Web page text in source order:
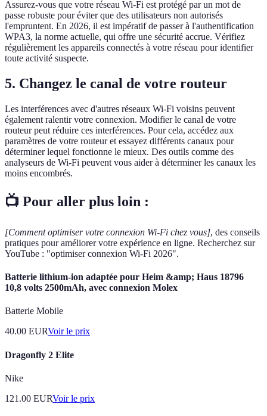
Assurez-vous que votre réseau Wi-Fi est protégé par un mot de
passe robuste pour éviter que des utilisateurs non autorisés
l'empruntent. En 2026, il est impératif de passer à l'authentification
WPA3, la norme actuelle, qui offre une sécurité accrue. Vérifiez
régulièrement les appareils connectés à votre réseau pour identifier
toute activité suspecte.
5. Changez le canal de votre routeur
Les interférences avec d'autres réseaux Wi-Fi voisins peuvent
également ralentir votre connexion. Modifier le canal de votre
routeur peut réduire ces interférences. Pour cela, accédez aux
paramètres de votre routeur et essayez différents canaux pour
déterminer lequel fonctionne le mieux. Des outils comme des
analyseurs de Wi-Fi peuvent vous aider à déterminer les canaux les
moins encombrés.
📺 Pour aller plus loin :
[Comment optimiser votre connexion Wi-Fi chez vous], des conseils
pratiques pour améliorer votre expérience en ligne. Recherchez sur
YouTube : "optimiser connexion Wi-Fi 2026".
Batterie lithium-ion adaptée pour Heim &amp; Haus 18796
10,8 volts 2500mAh, avec connexion Molex
Batterie Mobile
40.00 EURVoir le prix
Dragonfly 2 Elite
Nike
121.00 EURVoir le prix